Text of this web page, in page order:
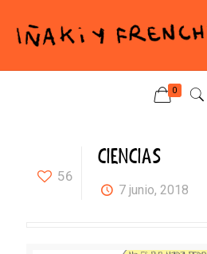
0
56
CIENCIAS
7 junio, 2018